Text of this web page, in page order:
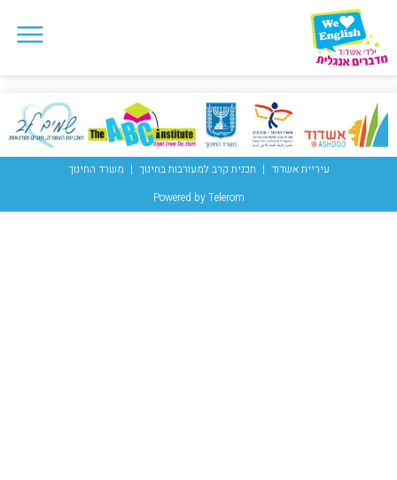
עיריית אשדוד תכנית קרב למעורבות בחינוך
משרד החינוך
Powered by Telerom